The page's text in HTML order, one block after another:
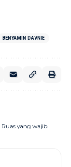
BENYAMIN DAVNIE
Ruas yang wajib